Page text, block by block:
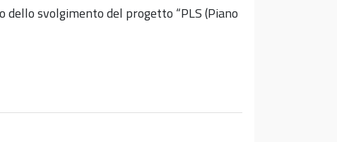
svolgimento del progetto “PLS (Piano